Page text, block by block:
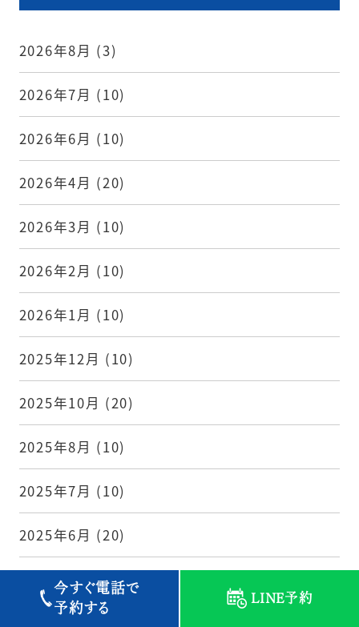
2026年8月 (3)
2026年7月 (10)
2026年6月 (10)
2026年4月 (20)
2026年3月 (10)
2026年2月 (10)
2026年1月 (10)
2025年12月 (10)
2025年10月 (20)
2025年8月 (10)
2025年7月 (10)
2025年6月 (20)
今すぐ電話で
予約する
LINE予約